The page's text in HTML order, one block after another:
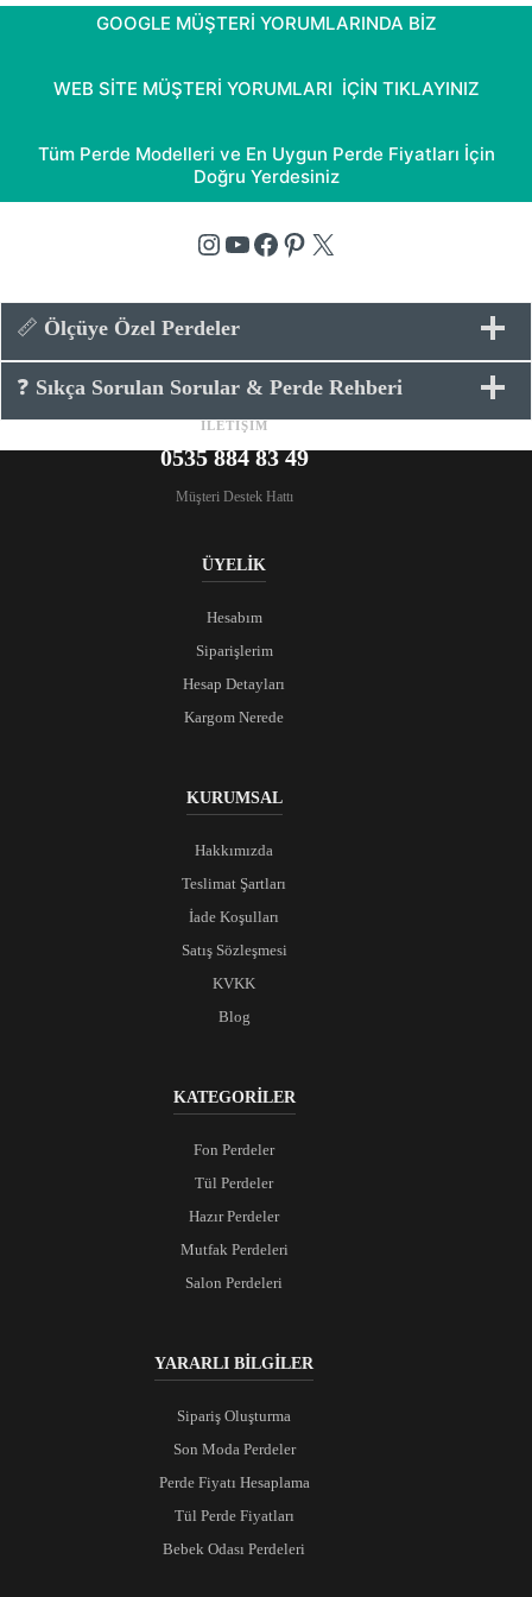
üzerinden
GOOGLE MÜŞTERİ YORUMLARINDA BİZ
WEB SİTE MÜŞTERİ YORUMLARI İÇİN TIKLAYINIZ
Tüm Perde Modelleri ve En Uygun Perde Fiyatları İçin
Doğru Yerdesiniz
Instagram
YouTube
Facebook
Pinterest
X
📏 Ölçüye Özel Perdeler
❓ Sıkça Sorulan Sorular & Perde Rehberi
İLETİŞİM
0535 884 83 49
Müşteri Destek Hattı
ÜYELİK
Hesabım
Siparişlerim
Hesap Detayları
Kargom Nerede
KURUMSAL
Hakkımızda
Teslimat Şartları
İade Koşulları
Satış Sözleşmesi
KVKK
Blog
KATEGORİLER
Fon Perdeler
Tül Perdeler
Hazır Perdeler
Mutfak Perdeleri
Salon Perdeleri
YARARLI BİLGİLER
Sipariş Oluşturma
Son Moda Perdeler
Perde Fiyatı Hesaplama
Tül Perde Fiyatları
Bebek Odası Perdeleri